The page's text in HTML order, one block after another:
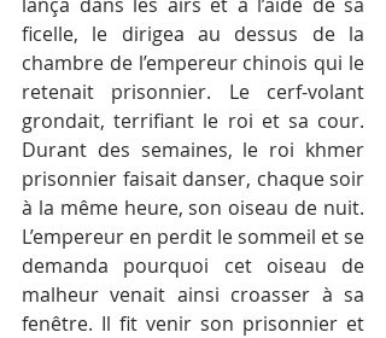
ficelle, le dirigea au dessus de la
chambre de l’empereur chinois qui le
retenait prisonnier. Le cerf-volant
grondait, terrifiant le roi et sa cour.
Durant des semaines, le roi khmer
prisonnier faisait danser, chaque soir
à la même heure, son oiseau de nuit.
L’empereur en perdit le sommeil et se
demanda pourquoi cet oiseau de
malheur venait ainsi croasser à sa
fenêtre. Il fit venir son prisonnier et